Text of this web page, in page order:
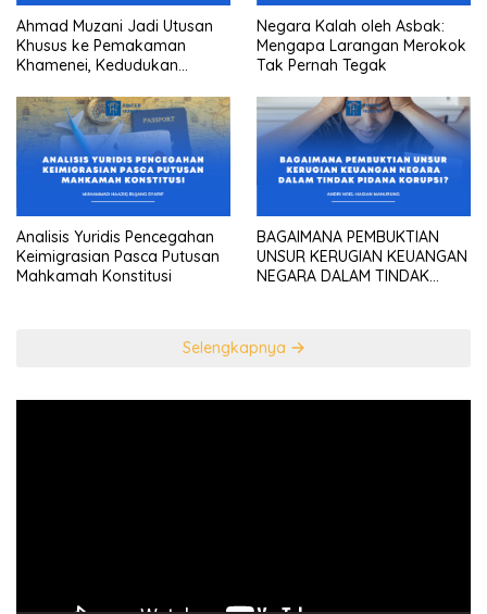
Ahmad Muzani Jadi Utusan
Khusus ke Pemakaman
Khamenei, Kedudukan
sebagai “the highest
diplomatic head””
Negara Kalah oleh Asbak:
Mengapa Larangan Merokok
Tak Pernah Tegak
Analisis Yuridis Pencegahan
Keimigrasian Pasca Putusan
Mahkamah Konstitusi
BAGAIMANA PEMBUKTIAN
UNSUR KERUGIAN KEUANGAN
NEGARA DALAM TINDAK
Selengkapnya